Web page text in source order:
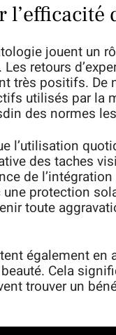
jouent un
retours
très positifs. De
utilisés par la
des normes
l’utilisation
des taches
de
protection
toute
également
Cela
trouver un